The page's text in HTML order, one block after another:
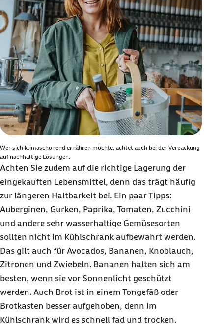
Wer sich klimaschonend ernähren möchte, achtet auch bei der Verpackung
auf nachhaltige Lösungen.
Achten Sie zudem auf die richtige Lagerung der
eingekauften Lebensmittel, denn das trägt häufig
zur längeren Haltbarkeit bei. Ein paar Tipps:
Auberginen, Gurken, Paprika, Tomaten, Zucchini
und andere sehr wasserhaltige Gemüsesorten
sollten nicht im Kühlschrank aufbewahrt werden.
Das gilt auch für Avocados, Bananen, Knoblauch,
Zitronen und Zwiebeln. Bananen halten sich am
besten, wenn sie vor Sonnenlicht geschützt
werden. Auch Brot ist in einem Tongefäß oder
Brotkasten besser aufgehoben, denn im
Kühlschrank wird es schnell fad und trocken.